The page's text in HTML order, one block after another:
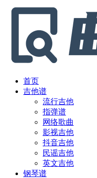
首页
吉他谱
流行吉他
指弹谱
网络歌曲
影视吉他
抖音吉他
民谣吉他
英文吉他
钢琴谱